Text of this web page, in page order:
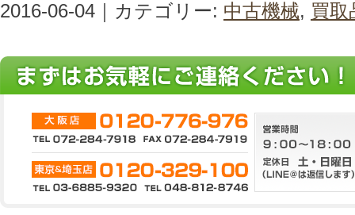
2016-06-04｜カテゴリー: 中古機械, 買取